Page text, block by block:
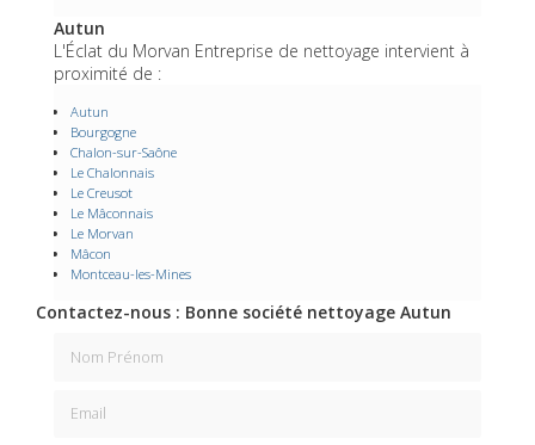
Autun
L'Éclat du Morvan Entreprise de nettoyage intervient à
proximité de :
Autun
Bourgogne
Chalon-sur-Saône
Le Chalonnais
Le Creusot
Le Mâconnais
Le Morvan
Mâcon
Montceau-les-Mines
Contactez-nous : Bonne société nettoyage Autun